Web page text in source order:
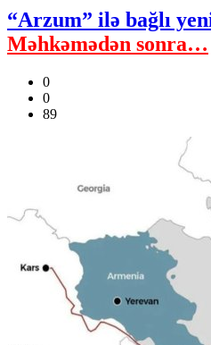
“Arzum” ilə bağlı
Məhkəmədən sonra…
0
0
89